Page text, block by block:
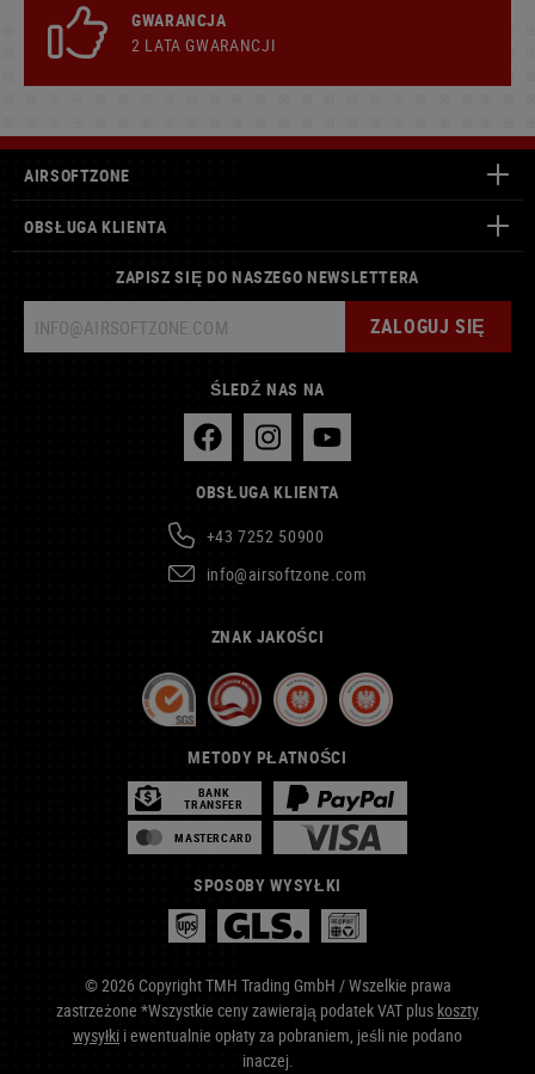
GWARANCJA
2 LATA GWARANCJI
AIRSOFTZONE
OBSŁUGA KLIENTA
ZAPISZ SIĘ DO NASZEGO NEWSLETTERA
ZALOGUJ SIĘ
ŚLEDŹ NAS NA
OBSŁUGA KLIENTA
+43 7252 50900
info@airsoftzone.com
ZNAK JAKOŚCI
METODY PŁATNOŚCI
BANK
TRANSFER
MASTERCARD
SPOSOBY WYSYŁKI
© 2026 Copyright TMH Trading GmbH / Wszelkie prawa
zastrzeżone *Wszystkie ceny zawierają podatek VAT plus koszty
wysyłki i ewentualnie opłaty za pobraniem, jeśli nie podano
inaczej.